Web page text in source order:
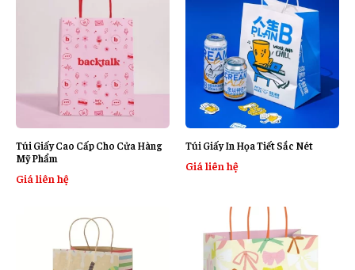
Túi Giấy Cao Cấp Cho Cửa Hàng
Mỹ Phẩm
Giá liên hệ
Túi Giấy In Họa Tiết Sắc Nét
Giá liên hệ